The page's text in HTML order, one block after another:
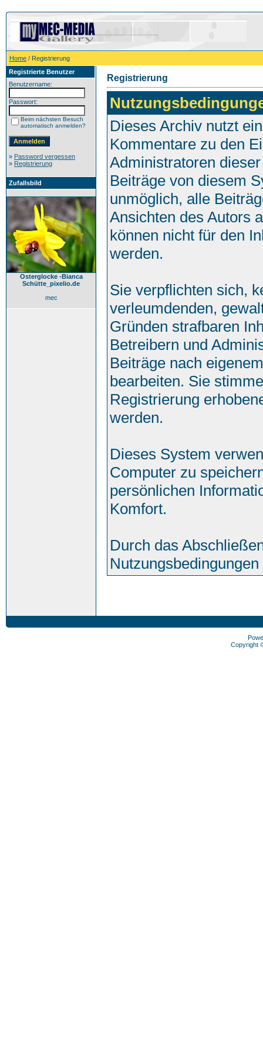
Home / Registrierung
Registrierte Benutzer
Benutzername:
Passwort:
Beim nächsten Besuch
automatisch anmelden?
» Password vergessen
» Registrierung
Zufallsbild
Osterglocke -Bianca
Schütte_pixelio.de
mec
Registrierung
Dieses Archiv nutzt
Kommentare zu den
Administratoren
Beiträge von diesem
unmöglich, alle
Ansichten des Autors
können nicht für den
werden.
Sie verpflichten sich,
verleumdenden,
Gründen strafbaren
Betreibern und
Beiträge nach
bearbeiten. Sie
Registrierung
werden.
Dieses System
Computer zu
persönlichen
Komfort.
Durch das
Nutzungsbedingungen
Copyright